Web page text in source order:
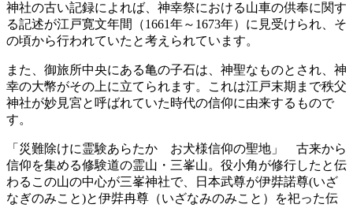
神社の古い記録によれば、神幸祭における山車の供奉に関す
る記述が江戸寛文年間（1661年～1673年）に見受けられ、そ
の頃から行われていたと考えられています。
また、御旅所中央にある亀の子石は、神聖なものとされ、神
幸の大幣がその上に立てられます。これは江戸末期まで秩父
神社が妙見宮と呼ばれていた時代の信仰に由来するもので
す。
「災難除けに霊験あらたか お犬様信仰の聖地」 古来から
信仰を集める修験道の霊山・三峯山。役小角が修行したと伝
わるこの山の中心が三峯神社で、日本武尊が伊弉諾尊(いざ
なぎのみこと)と伊弉冉尊（いざなみのみこと）を祀った伝